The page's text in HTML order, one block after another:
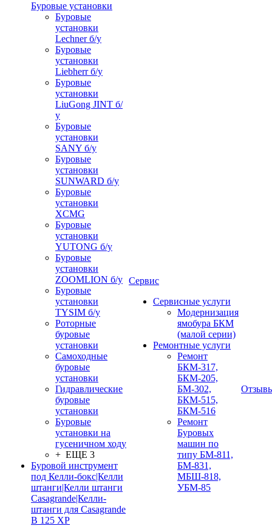
Буровые установки
Буровые
установки
Lechner б/у
Буровые
установки
Liebherr б/у
Буровые
установки
LiuGong JINT б/
у
Буровые
установки
SANY б/у
Буровые
установки
SUNWARD б/у
Буровые
установки
XCMG
Буровые
установки
YUTONG б/у
Буровые
установки
ZOOMLION б/у
Буровые
установки
TYSIM б/у
Роторные
буровые
установки
Самоходные
буровые
установки
Гидравлические
буровые
установки
Буровые
установки на
гусеничном ходу
+ ЕЩЕ 3
Буровой инструмент
под Келли-бокс|Келли
штанги|Келли штанги
Casagrande|Келли-
штанги для Casagrande
B 125 XP
Сервис
Сервисные услуги
Модернизация
ямобура БКМ
(малой серии)
Ремонтные услуги
Ремонт
БКМ-317,
БКМ-205,
БМ-302,
БКМ-515,
БКМ-516
Ремонт
Буровых
машин по
типу БМ-811,
БМ-831,
МБШ-818,
УБМ-85